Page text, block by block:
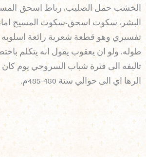
الخشب-حمل الصليب، رباط اسحق-
البشر، سكوت اسحق-سكوت المسيح امام
تفسيري وهو قطعة شعرية رائعة
طوله، ولو ان يعقوب يقول انه يتكلم
تاليفه الى فترة شباب السروجي يوم
الرها اي الى حوالي سنة 480-485م.